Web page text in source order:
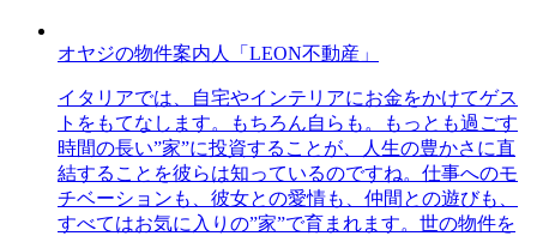
オヤジの物件案内人「LEON不動産」
イタリアでは、自宅やインテリアにお金をかけてゲス
トをもてなします。もちろん自らも。もっとも過ごす
時間の長い”家”に投資することが、人生の豊かさに直
結することを彼らは知っているのですね。仕事へのモ
チベーションも、彼女との愛情も、仲間との遊びも、
すべてはお気に入りの”家”で育まれます。世の物件を